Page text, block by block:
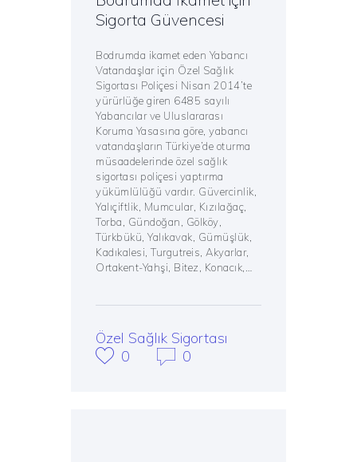
Sigorta Güvencesi
Bodrumda ikamet eden Yabancı
Vatandaşlar için Özel Sağlık
Sigortası Poliçesi Nisan 2014’te
yürürlüğe giren 6485 sayılı
Yabancılar ve Uluslararası
Koruma Yasasına göre, yabancı
vatandaşların Türkiye’de oturma
müsaadelerinde özel sağlık
sigortası poliçesi yaptırma
yükümlülüğü vardır. Güvercinlik,
Yalıçiftlik, Mumcular, Kızılağaç,
Torba, Gündoğan, Gölköy,
Türkbükü, Yalıkavak, Gümüşlük,
Kadıkalesi, Turgutreis, Akyarlar,
Ortakent-Yahşi, Bitez, Konacık,…
Özel Sağlık Sigortası
0
0